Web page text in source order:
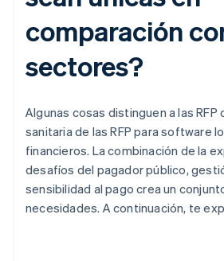
comparación
sectores?
Algunas cosas distinguen a las RFP
sanitaria de las RFP para software
financieros. La combinación de la
desafíos del pagador público,
sensibilidad al pago crea un
necesidades. A continuación, te